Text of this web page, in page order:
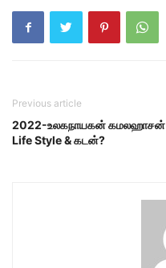
Previous article
2022-உலகநாயகன் கமலஹாசன்
Life Style & கடன்?